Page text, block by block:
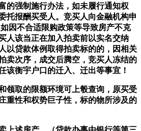
的强制施行办法，如未履行通知权
托报酬买受人。竞买人向金融机构申
因不合适限购政策等导致房产不克
人该当正在加入拍卖前以实名交纳
以贷款体例取得拍卖标的的，因相关
卖次序，成交后腾空，竞买人冻结的
该衡宇户口的迁入、迁出等事宜！
取的限额环境可上彀查询，原买受
重性和权势巨子性，标的物所涉及的